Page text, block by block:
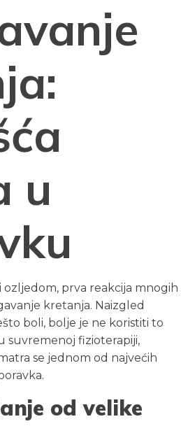
u
ozljedom, prva reakcija mnogih
kretanja. Naizgled
boli, bolje je ne koristiti to
suvremenoj fizioterapiji,
se jednom od najvećih
od velike